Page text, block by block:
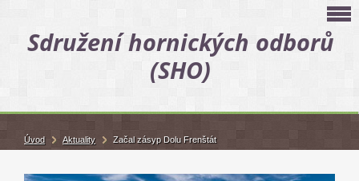
Sdružení hornických odborů
(SHO)
Úvod Aktuality Začal zásyp Dolu Frenštát